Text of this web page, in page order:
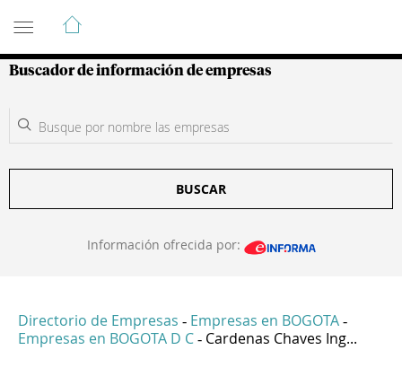
Guía de Empresas Colombianas
Buscador de información de empresas
BUSCAR
Información ofrecida por:
Directorio de Empresas - Empresas en BOGOTA -
Empresas en BOGOTA D C - Cardenas Chaves Ing...